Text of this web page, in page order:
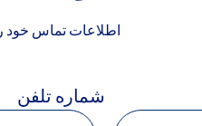
اطلاعات تماس خود
شماره تلفن